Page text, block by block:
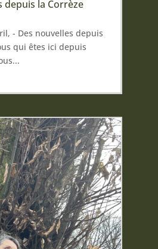
depuis la Corrèze
- Des nouvelles depuis
qui êtes ici depuis